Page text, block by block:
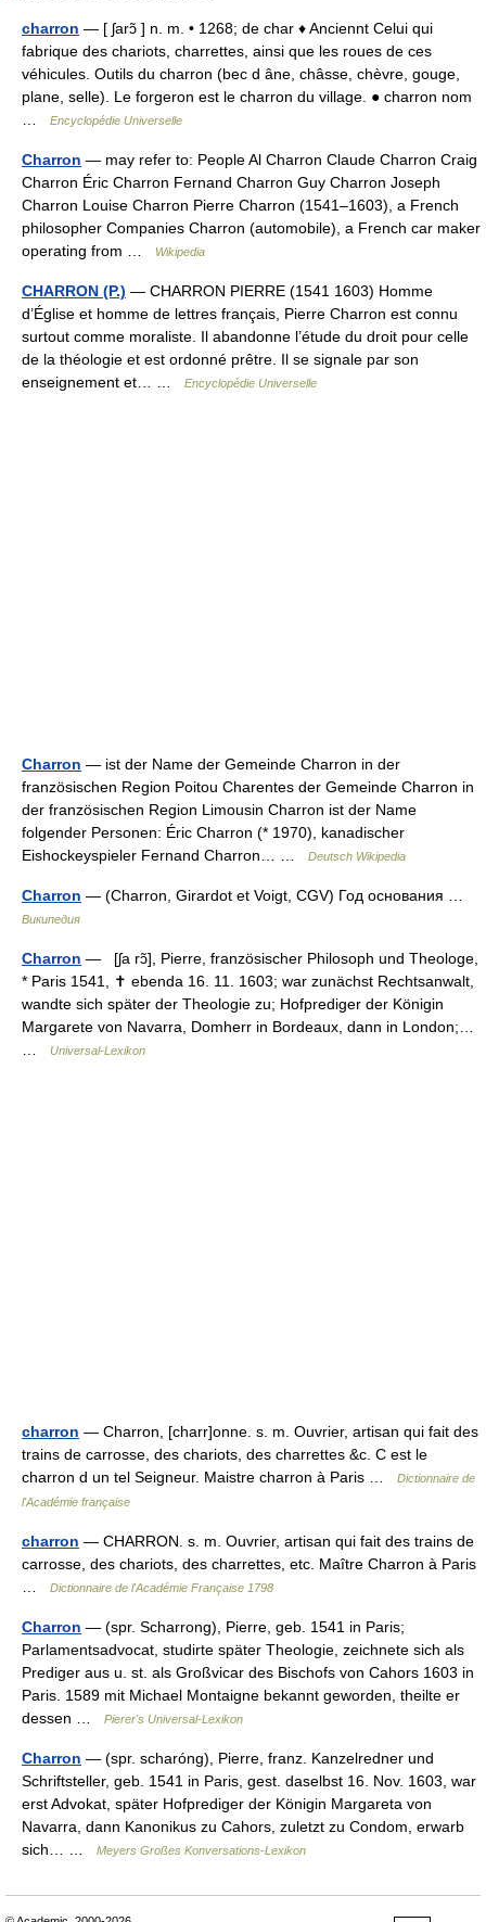
charron — [ ʃarɔ̃ ] n. m. • 1268; de char ♦ Anciennt Celui qui
fabrique des chariots, charrettes, ainsi que les roues de ces
véhicules. Outils du charron (bec d âne, châsse, chèvre, gouge,
plane, selle). Le forgeron est le charron du village. ● charron nom
Encyclopédie Universelle
Charron — may refer to: People Al Charron Claude Charron Craig
Charron Éric Charron Fernand Charron Guy Charron Joseph
Charron Louise Charron Pierre Charron (1541–1603), a French
philosopher Companies Charron (automobile), a French car maker
operating from …
Wikipedia
CHARRON (P.) — CHARRON PIERRE (1541 1603) Homme
d’Église et homme de lettres français, Pierre Charron est connu
surtout comme moraliste. Il abandonne l’étude du droit pour celle
de la théologie et est ordonné prêtre. Il se signale par son
enseignement et… …
Encyclopédie Universelle
Charron — ist der Name der Gemeinde Charron in der
französischen Region Poitou Charentes der Gemeinde Charron in
der französischen Region Limousin Charron ist der Name
folgender Personen: Éric Charron (* 1970), kanadischer
Eishockeyspieler Fernand Charron… …
Deutsch Wikipedia
Charron — (Charron, Girardot et Voigt, CGV) Год основания …
Википедия
Charron — [ʃa rɔ̃], Pierre, französischer Philosoph und Theologe,
* Paris 1541, ✝ ebenda 16. 11. 1603; war zunächst Rechtsanwalt,
wandte sich später der Theologie zu; Hofprediger der Königin
Margarete von Navarra, Domherr in Bordeaux, dann in London;…
Universal-Lexikon
charron — Charron, [charr]onne. s. m. Ouvrier, artisan qui fait des
trains de carrosse, des chariots, des charrettes &c. C est le
charron d un tel Seigneur. Maistre charron à Paris …
Dictionnaire de
l'Académie française
charron — CHARRON. s. m. Ouvrier, artisan qui fait des trains de
carrosse, des chariots, des charrettes, etc. Maître Charron à Paris
Dictionnaire de l'Académie Française 1798
Charron — (spr. Scharrong), Pierre, geb. 1541 in Paris;
Parlamentsadvocat, studirte später Theologie, zeichnete sich als
Prediger aus u. st. als Großvicar des Bischofs von Cahors 1603 in
Paris. 1589 mit Michael Montaigne bekannt geworden, theilte er
dessen …
Pierer's Universal-Lexikon
Charron — (spr. scharóng), Pierre, franz. Kanzelredner und
Schriftsteller, geb. 1541 in Paris, gest. daselbst 16. Nov. 1603, war
erst Advokat, später Hofprediger der Königin Margareta von
Navarra, dann Kanonikus zu Cahors, zuletzt zu Condom, erwarb
sich… …
Meyers Großes Konversations-Lexikon